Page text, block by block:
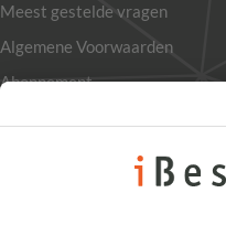
Meest gestelde vragen
Algemene Voorwaarden
Abonnement